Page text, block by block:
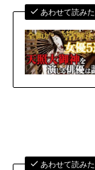
あわせて読み
あわせて読み